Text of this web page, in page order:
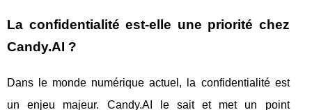
La confidentialité est-elle une priorité chez
Candy.AI ?
Dans le monde numérique actuel, la confidentialité est
un enjeu majeur. Candy.AI le sait et met un point